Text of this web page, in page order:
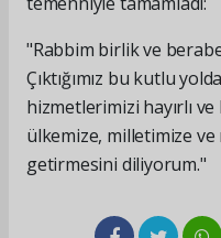
"Rabbim birlik ve
Çıktığımız bu kutlu
hizmetlerimizi hayırlı
ülkemize, milletimize ve
getirmesini diliyorum."